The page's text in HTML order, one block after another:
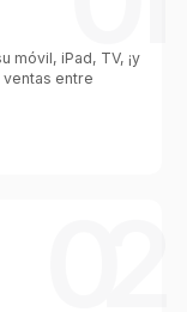
móvil, iPad, TV, ¡y
ventas entre